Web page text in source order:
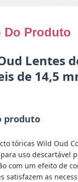
Do Produto
Lentes
de 14,5
produto
tóricas Wild Oud
uso descartável
com um efeito de
satisfazem as